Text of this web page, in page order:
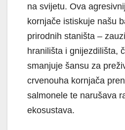
na svijetu. Ova
kornjače istiskuje našu
prirodnih staništa –
hranilišta i gnijezdilišta,
smanjuje šansu za
crvenouha kornjača
salmonele te narušava
ekosustava.